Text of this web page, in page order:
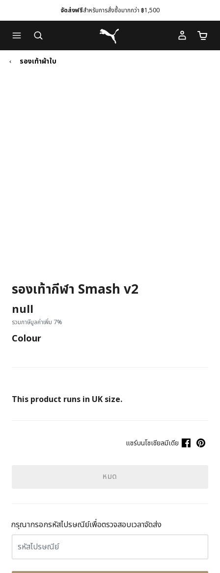
to
Main
content
to
Footer
Content
จัดส่งฟรีสำหรับการสั่งซื้อมากกว่า ฿1,500
Puma โฮม
จำนว
รองเท้าผ้าใบ
รองเท้ากีฬา Smash v2
null
รวมภาษีมูลค่าเพิ่ม 7%
Colour
This product runs in UK size.
แชร์บนโซเชียลมีเดีย
หมด
กรุณากรอกรหัสไปรษณีย์เพื่อตรวจสอบเวลาจัดส่ง